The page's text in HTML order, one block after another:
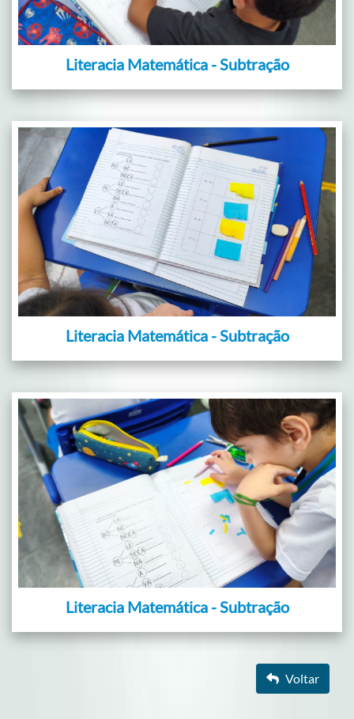
Literacia Matemática - Subtração
Literacia Matemática - Subtração
Literacia Matemática - Subtração
Voltar